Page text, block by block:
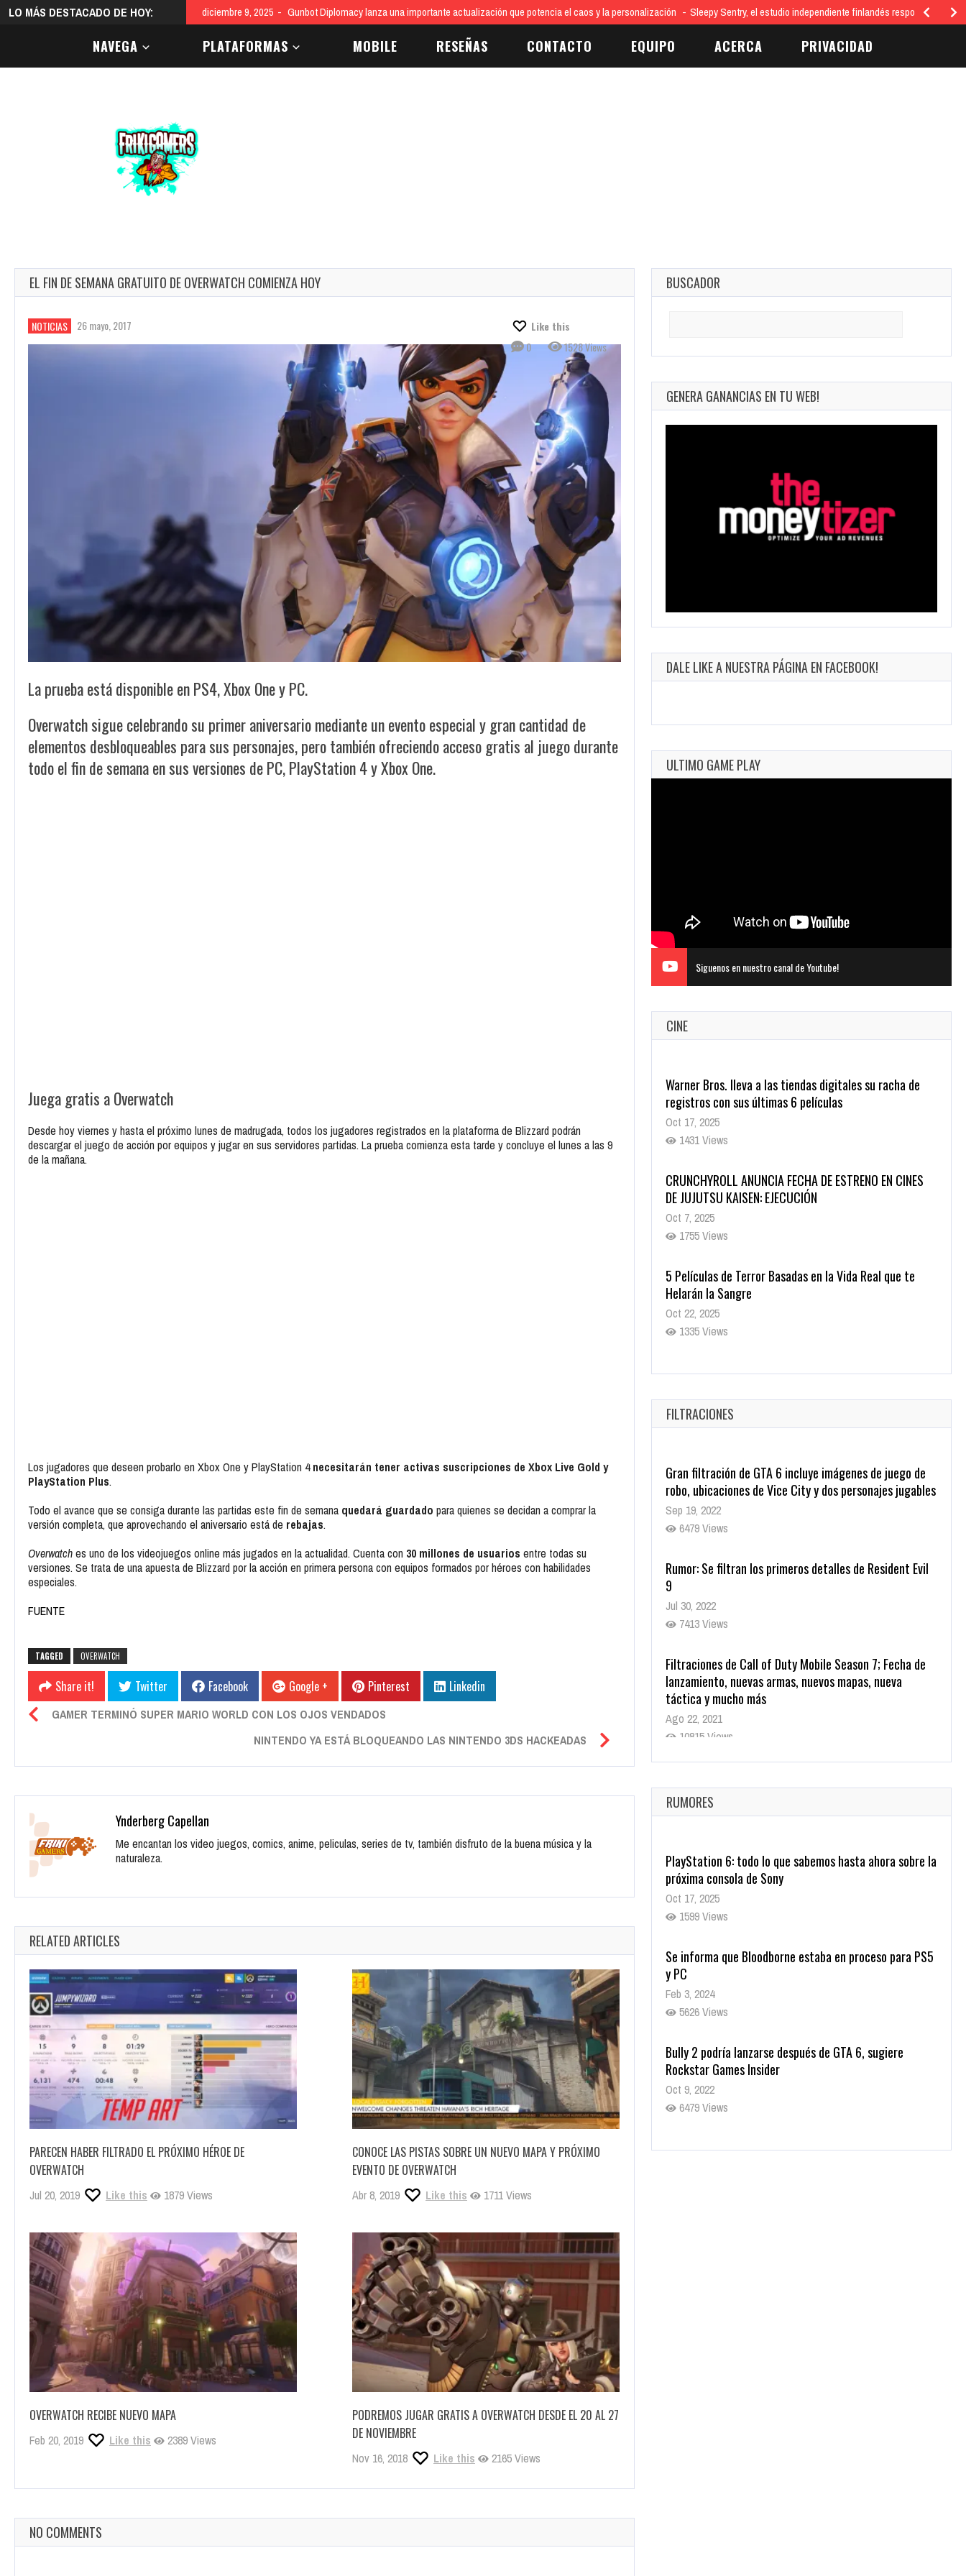
LO MÁS DESTACADO DE HOY: diciembre 9, 2025 Gunbot Diplomacy lanza una importante actualización que potencia el caos y la personalización Sleepy Sentry, el estudio independiente finlandés responsable del
NAVEGA PLATAFORMAS MOBILE RESEÑAS CONTACTO EQUIPO ACERCA PRIVACIDAD
EL FIN DE SEMANA GRATUITO DE OVERWATCH COMIENZA HOY
NOTICIAS 26 mayo, 2017
Like this
0
1528 Views
La prueba está disponible en PS4, Xbox One y PC.
Overwatch sigue celebrando su primer aniversario mediante un evento especial y gran cantidad de
elementos desbloqueables para sus personajes, pero también ofreciendo acceso gratis al juego durante
todo el fin de semana en sus versiones de PC, PlayStation 4 y Xbox One.
Juega gratis a Overwatch
Desde hoy viernes y hasta el próximo lunes de madrugada, todos los jugadores registrados en la plataforma de Blizzard podrán
descargar el juego de acción por equipos y jugar en sus servidores partidas. La prueba comienza esta tarde y concluye el lunes a las 9
de la mañana.
Los jugadores que deseen probarlo en Xbox One y PlayStation 4necesitarán tener activas suscripciones de Xbox Live Gold y
PlayStation Plus.
Todo el avance que se consiga durante las partidas este fin de semana quedará guardado para quienes se decidan a comprar la
versión completa, que aprovechando el aniversario está de rebajas.
Overwatches uno de los videojuegos online más jugados en la actualidad. Cuenta con 30 millones de usuarios entre todas su
versiones. Se trata de una apuesta de Blizzard por la acción en primera persona con equipos formados por héroes con habilidades
especiales.
FUENTE
TAGGED OVERWATCH
Share it! Twitter Facebook Google + Pinterest Linkedin
GAMER TERMINÓ SUPER MARIO WORLD CON LOS OJOS VENDADOS
NINTENDO YA ESTÁ BLOQUEANDO LAS NINTENDO 3DS HACKEADAS
Ynderberg Capellan
Me encantan los video juegos, comics, anime, peliculas, series de tv, también disfruto de la buena música y la
naturaleza.
RELATED ARTICLES
PARECEN HABER FILTRADO EL PRÓXIMO HÉROE DE
OVERWATCH
Jul 20, 2019 Like this 1879 Views
CONOCE LAS PISTAS SOBRE UN NUEVO MAPA Y PRÓXIMO
EVENTO DE OVERWATCH
Abr 8, 2019 Like this 1711 Views
OVERWATCH RECIBE NUEVO MAPA
Feb 20, 2019 Like this 2389 Views
PODREMOS JUGAR GRATIS A OVERWATCH DESDE EL 20 AL 27
DE NOVIEMBRE
Nov 16, 2018 Like this 2165 Views
NO COMMENTS
BUSCADOR
GENERA GANANCIAS EN TU WEB!
DALE LIKE A NUESTRA PÁGINA EN FACEBOOK!
ULTIMO GAME PLAY
Siguenos en nuestro canal de Youtube!
CINE
Warner Bros. lleva a las tiendas digitales su racha de
registros con sus últimas 6 películas
Oct 17, 2025
1431 Views
CRUNCHYROLL ANUNCIA FECHA DE ESTRENO EN CINES
DE JUJUTSU KAISEN: EJECUCIÓN
Oct 7, 2025
1755 Views
5 Películas de Terror Basadas en la Vida Real que te
Helarán la Sangre
Oct 22, 2025
1335 Views
Revive el terror: El conjuro 4: Últimos ritos ya está
Oct 20, 2025
1377 Views
FILTRACIONES
Gran filtración de GTA 6 incluye imágenes de juego de
robo, ubicaciones de Vice City y dos personajes jugables
Sep 19, 2022
6479 Views
Rumor: Se filtran los primeros detalles de Resident Evil
9
Jul 30, 2022
7413 Views
Filtraciones de Call of Duty Mobile Season 7; Fecha de
lanzamiento, nuevas armas, nuevos mapas, nueva
táctica y mucho más
Ago 22, 2021
10815 Views
La configuración de Call of Duty 2021 aparentemente
Ago 8, 2021
10001 Views
RUMORES
PlayStation 6: todo lo que sabemos hasta ahora sobre la
próxima consola de Sony
Oct 17, 2025
1599 Views
Se informa que Bloodborne estaba en proceso para PS5
y PC
Feb 3, 2024
5626 Views
Bully 2 podría lanzarse después de GTA 6, sugiere
Rockstar Games Insider
Oct 9, 2022
6479 Views
Rumor: Se filtran los primeros detalles de Resident Evil